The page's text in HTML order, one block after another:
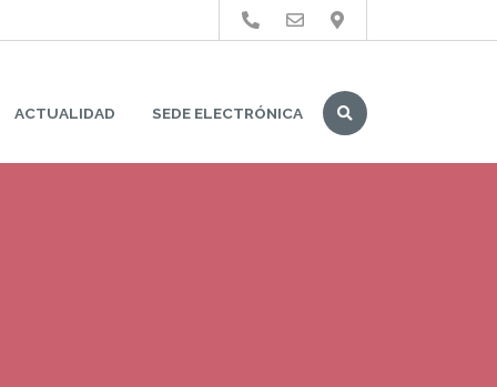
ACTUALIDAD SEDE ELECTRÓNICA
Buscar